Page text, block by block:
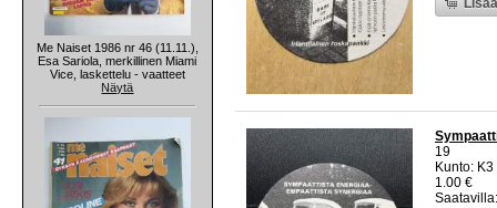
Me Naiset 1986 nr 46 (11.11.),
Esa Sariola, merkillinen Miami
Vice, laskettelu - vaatteet
Näytä
19
Kunto:
1.00 €